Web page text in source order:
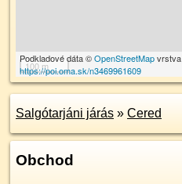
100 m
Podkladové dáta ©OpenStreetMapvrstva
https://poi.oma.sk/n3469961609
Salgótarjáni járás » Cered
Obchod